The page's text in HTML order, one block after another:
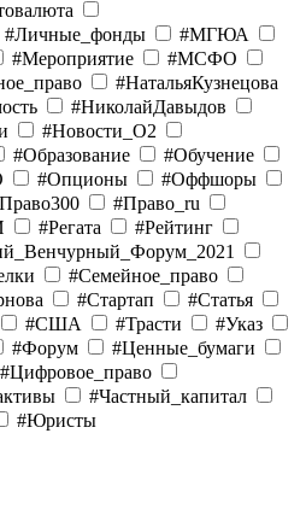
#Личные_фонды
#МГЮА
#Мероприятие
#МСФО
#НатальяКузнецова
#НиколайДавыдов
#Новости_O2
#Образование
#Обучение
#Опционы
#Оффшоры
#Право_ru
#Регата
#Рейтинг
#Семейное_право
#Стартап
#Статья
#США #Трасти
#Указ
#Форум
#Ценные_бумаги
#Цифровое_право
#Частный_капитал
#Юристы